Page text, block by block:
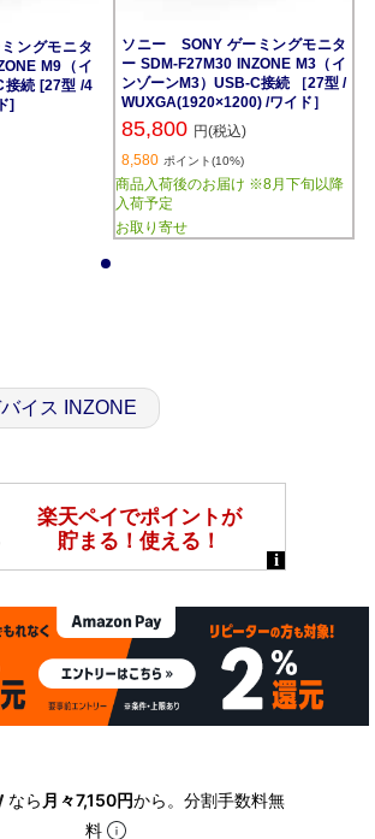
ングモニタ
M9（イ
接続 [27型 /4
]
ソニー SONY ゲーミングモニタ
ー SDM-F27M30 INZONE M3（イ
ンゾーンM3）USB-C接続 ［27型 /
WUXGA(1920×1200) /ワイド］
85,800 円(税込)
8,580 ポイント(10%)
商品入荷後のお届け ※8月下旬以降
入荷予定
お取り寄せ
イス INZONE
なら 月々7,150円から。分割手数料無
料